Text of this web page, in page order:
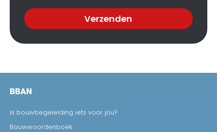
Verzenden
BBAN
Is bouwbegeleiding iets voor jou?
Bouwwoordenboek